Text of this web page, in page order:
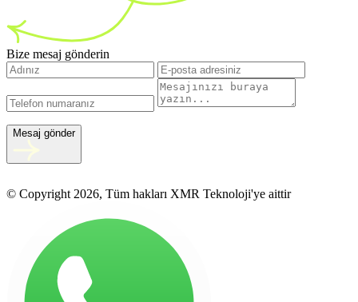
Bize mesaj gönderin
Mesaj gönder
© Copyright 2026, Tüm hakları XMR Teknoloji'ye aittir